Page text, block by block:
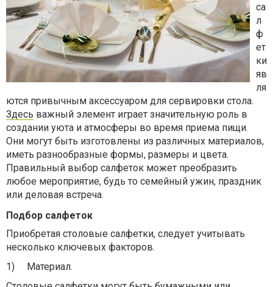
са
л
ф
ет
ки
яв
ля
ются привычным аксессуаром для сервировки стола.
Здесь важный элемент играет значительную роль в
создании уюта и атмосферы во время приема пищи.
Они могут быть изготовлены из различных материалов,
иметь разнообразные формы, размеры и цвета.
Правильный выбор салфеток может преобразить
любое мероприятие, будь то семейный ужин, праздник
или деловая встреча.
Подбор салфеток
Приобретая столовые салфетки, следует учитывать
несколько ключевых факторов.
1)
Материал.